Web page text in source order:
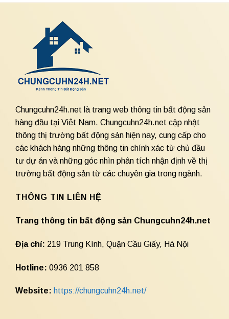
Chungcuhn24h.net là trang web thông tin bất động sản
hàng đầu tại Việt Nam. Chungcuhn24h.net cập nhật
thông thị trường bất động sản hiện nay, cung cấp cho
các khách hàng những thông tin chính xác từ chủ đầu
tư dự án và những góc nhìn phân tích nhận định về thị
trường bất động sản từ các chuyên gia trong ngành.
THÔNG TIN LIÊN HỆ
Trang thông tin bất động sản Chungcuhn24h.net
Địa chỉ: 219 Trung Kính, Quận Cầu Giấy, Hà Nội
Hotline: 0936 201 858
Website: https://chungcuhn24h.net/